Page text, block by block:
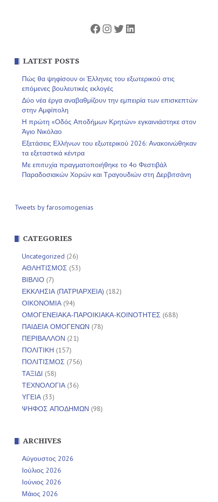
Facebook
Instagram
Twitter
Linkedin
LATEST POSTS
Πώς θα ψηφίσουν οι Έλληνες του εξωτερικού στις
επόμενες βουλευτικές εκλογές
Δύο νέα έργα αναβαθμίζουν την εμπειρία των επισκεπτών
στην Αμφίπολη
Η πρώτη «Οδός Αποδήμων Κρητών» εγκαινιάστηκε στον
Άγιο Νικόλαο
Εξετάσεις Ελλήνων του εξωτερικού 2026: Ανακοινώθηκαν
τα εξεταστικά κέντρα
Με επιτυχία πραγματοποιήθηκε το 4ο Φεστιβάλ
Παραδοσιακών Χορών και Τραγουδιών στη Δερβιτσάνη
Tweets by farosomogenias
CATEGORIES
Uncategorized (26)
ΑΘΛΗΤΙΣΜΟΣ (53)
ΒΙΒΛΙΟ (7)
ΕΚΚΛΗΣΙΑ (ΠΑΤΡΙΑΡΧΕΙΑ) (182)
ΟΙΚΟΝΟΜΙΑ (94)
ΟΜΟΓΕΝΕΙΑΚΑ-ΠΑΡΟΙΚΙΑΚΑ-ΚΟΙΝΟΤΗΤΕΣ (688)
ΠΑΙΔΕΙΑ ΟΜΟΓΕΝΩΝ (78)
ΠΕΡΙΒΑΛΛΟΝ (21)
ΠΟΛΙΤΙΚΗ (157)
ΠΟΛΙΤΙΣΜΟΣ (756)
ΤΑΞΙΔΙ (58)
ΤΕΧΝΟΛΟΓΙΑ (36)
ΥΓΕΙΑ (33)
ΨΗΦΟΣ ΑΠΟΔΗΜΩΝ (98)
ARCHIVES
Αύγουστος 2026
Ιούλιος 2026
Ιούνιος 2026
Μάιος 2026